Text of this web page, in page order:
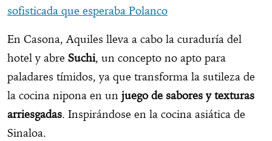
sofisticada que esperaba Polanco
En Casona, Aquiles lleva a cabo la curaduría del
hotel y abre Suchi, un concepto no apto para
paladares tímidos, ya que transforma la sutileza de
la cocina nipona en un juego de sabores y texturas
arriesgadas. Inspirándose en la cocina asiática de
Sinaloa.